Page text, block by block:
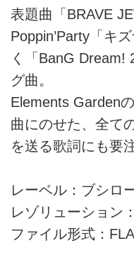
表題曲「BRAVE
Poppin’Party「キ
く「BanG Dream!
グ曲。
Elements Garden
曲にのせた、全て
を送る歌詞にも要
レーベル：ブシロ
レゾリューション
ファイル形式：